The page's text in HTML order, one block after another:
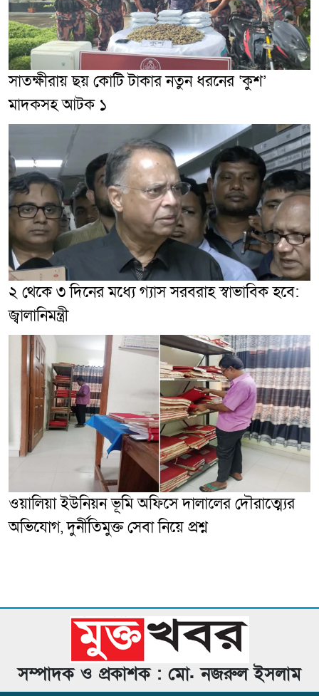
সাতক্ষীরায় ছয় কোটি টাকার নতুন ধরনের ‘কুশ’
মাদকসহ আটক ১
২ থেকে ৩ দিনের মধ্যে গ্যাস সরবরাহ স্বাভাবিক হবে:
জ্বালানিমন্ত্রী
ওয়ালিয়া ইউনিয়ন ভূমি অফিসে দালালের দৌরাত্ম্যের
অভিযোগ, দুর্নীতিমুক্ত সেবা নিয়ে প্রশ্ন
সম্পাদক ও প্রকাশক : মো. নজরুল ইসলাম